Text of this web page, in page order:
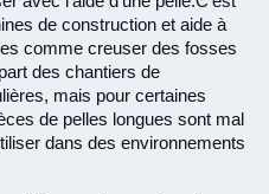
de construction et aide à
comme creuser des fosses
des chantiers de
mais pour certaines
de pelles longues sont mal
dans des environnements